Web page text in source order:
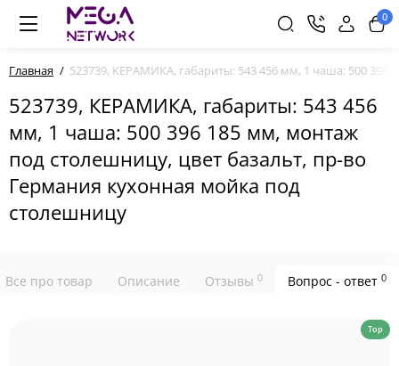
0
Главная 523739, КЕРАМИКА, габариты: 543 456 мм, 1 чаша: 500
523739, КЕРАМИКА, габариты: 543 456
мм, 1 чаша: 500 396 185 мм, монтаж
под столешницу, цвет базальт, пр-во
Германия кухонная мойка под
столешницу
Все про товар Описание Отзывы 0 Вопрос - ответ 0
Top